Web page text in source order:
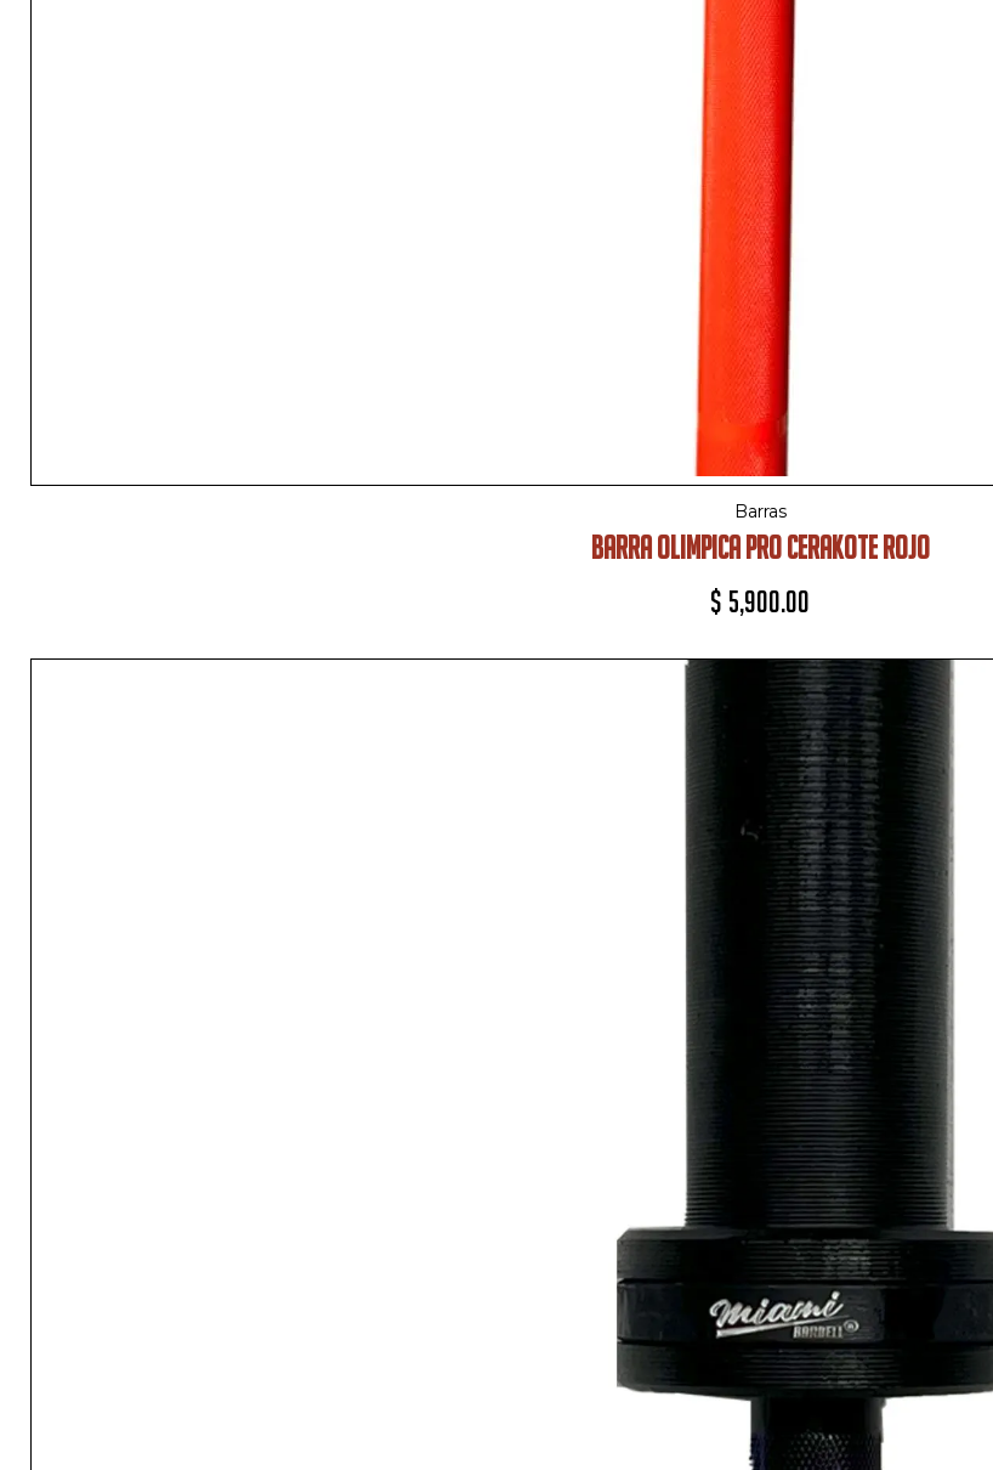
Barras
BARRA OLIMPICA PRO CERAKOTE ROJO
$ 5,900.00